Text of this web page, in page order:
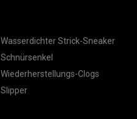
Wasserdichter Strick-Sneaker
Schnürsenkel
Wiederherstellungs-Clogs
Slipper